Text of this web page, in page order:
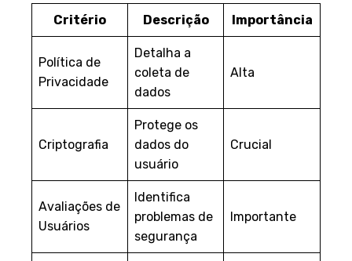
Critério
Descrição Importância
Política de
Privacidade
Detalha a
coleta de
dados
Alta
Criptografia
Protege os
dados do
usuário
Crucial
Avaliações de
Usuários
Identifica
problemas de
segurança
Importante